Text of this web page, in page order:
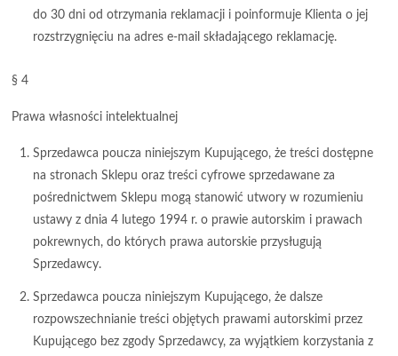
do 30 dni od otrzymania reklamacji i poinformuje Klienta o jej
rozstrzygnięciu na adres e-mail składającego reklamację.
§ 4
Prawa własności intelektualnej
Sprzedawca poucza niniejszym Kupującego, że treści dostępne
na stronach Sklepu oraz treści cyfrowe sprzedawane za
pośrednictwem Sklepu mogą stanowić utwory w rozumieniu
ustawy z dnia 4 lutego 1994 r. o prawie autorskim i prawach
pokrewnych, do których prawa autorskie przysługują
Sprzedawcy.
Sprzedawca poucza niniejszym Kupującego, że dalsze
rozpowszechnianie treści objętych prawami autorskimi przez
Kupującego bez zgody Sprzedawcy, za wyjątkiem korzystania z